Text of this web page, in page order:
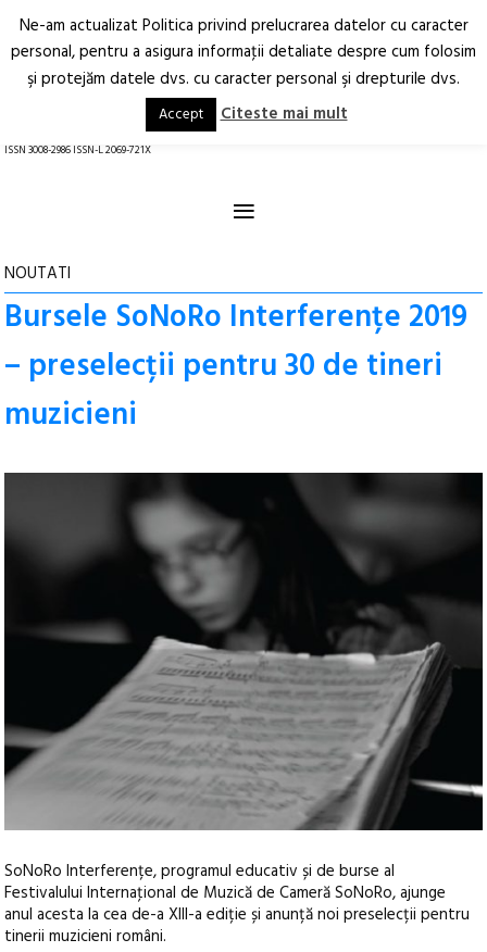
Arhitectură.
Oraș.
RO EN
ISSN 3008-2986 ISSN-L 2069-721X
≡
NOUTATI
Bursele SoNoRo Interferențe 2019
– preselecții pentru 30 de tineri
muzicieni
SoNoRo Interferențe, programul educativ și de burse al
Festivalului Internaţional de Muzică de Cameră SoNoRo, ajunge
anul acesta la cea de-a XIII-a ediție și anunță noi preselecții pentru
tinerii muzicieni români.
Ne-am actualizat Politica privind prelucrarea datelor cu caracter
personal, pentru a asigura informaţii detaliate despre cum folosim
şi protejăm datele dvs. cu caracter personal şi drepturile dvs.
Accept Citeste mai mult